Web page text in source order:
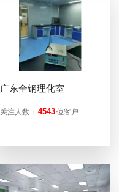
广东全钢理化室
关注人数： 4543位客户